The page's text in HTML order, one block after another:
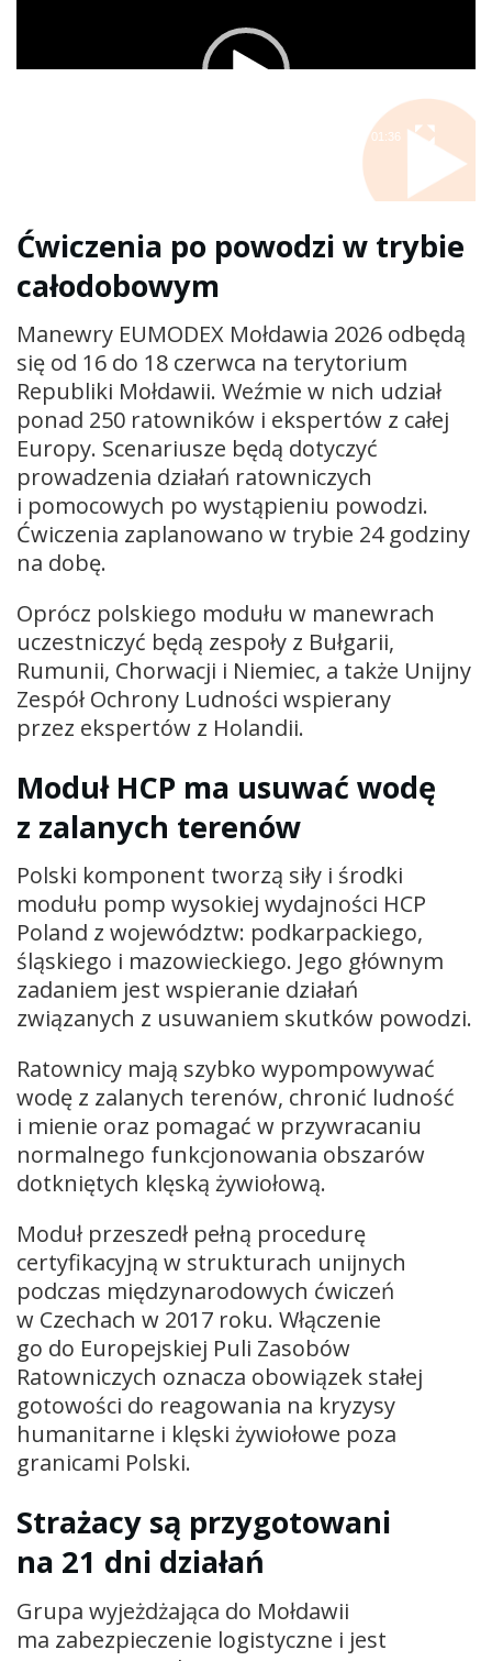
01:36
Ćwiczenia po powodzi w trybie
całodobowym
Manewry EUMODEX Mołdawia 2026 odbędą
się od 16 do 18 czerwca na terytorium
Republiki Mołdawii. Weźmie w nich udział
ponad 250 ratowników i ekspertów z całej
Europy. Scenariusze będą dotyczyć
prowadzenia działań ratowniczych
i pomocowych po wystąpieniu powodzi.
Ćwiczenia zaplanowano w trybie 24 godziny
na dobę.
Oprócz polskiego modułu w manewrach
uczestniczyć będą zespoły z Bułgarii,
Rumunii, Chorwacji i Niemiec, a także Unijny
Zespół Ochrony Ludności wspierany
przez ekspertów z Holandii.
Moduł HCP ma usuwać wodę
z zalanych terenów
Polski komponent tworzą siły i środki
modułu pomp wysokiej wydajności HCP
Poland z województw: podkarpackiego,
śląskiego i mazowieckiego. Jego głównym
zadaniem jest wspieranie działań
związanych z usuwaniem skutków powodzi.
Ratownicy mają szybko wypompowywać
wodę z zalanych terenów, chronić ludność
i mienie oraz pomagać w przywracaniu
normalnego funkcjonowania obszarów
dotkniętych klęską żywiołową.
Moduł przeszedł pełną procedurę
certyfikacyjną w strukturach unijnych
podczas międzynarodowych ćwiczeń
w Czechach w 2017 roku. Włączenie
go do Europejskiej Puli Zasobów
Ratowniczych oznacza obowiązek stałej
gotowości do reagowania na kryzysy
humanitarne i klęski żywiołowe poza
granicami Polski.
Strażacy są przygotowani
na 21 dni działań
Grupa wyjeżdżająca do Mołdawii
ma zabezpieczenie logistyczne i jest